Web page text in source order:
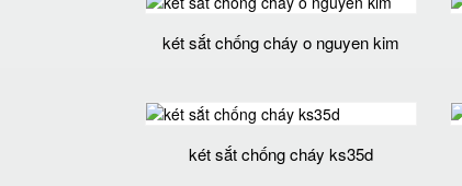
két sắt chống cháy o nguyen kim
két sắt chống cháy ks35d